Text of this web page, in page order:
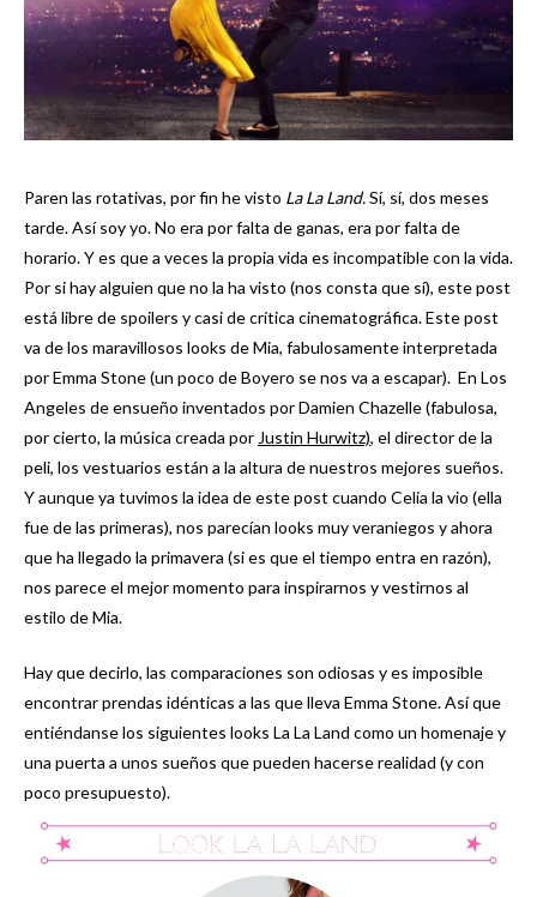
Paren las rotativas, por fin he visto La La Land.Sí, sí, dos meses
tarde. Así soy yo. No era por falta de ganas, era por falta de
horario. Y es que a veces la propia vida es incompatible con la vida.
Por si hay alguien que no la ha visto (nos consta que sí), este post
está libre de spoilers y casi de crítica cinematográfica. Este post
va de los maravillosos looks de Mia, fabulosamente interpretada
por Emma Stone (un poco de Boyero se nos va a escapar). En Los
Angeles de ensueño inventados por Damien Chazelle (fabulosa,
por cierto, la música creada por Justin Hurwitz), el director de la
peli, los vestuarios están a la altura de nuestros mejores sueños.
Y aunque ya tuvimos la idea de este post cuando Celia la vio (ella
fue de las primeras), nos parecían looks muy veraniegos y ahora
que ha llegado la primavera (si es que el tiempo entra en razón),
nos parece el mejor momento para inspirarnos y vestirnos al
estilo de Mia.
Hay que decirlo, las comparaciones son odiosas y es imposible
encontrar prendas idénticas a las que lleva Emma Stone. Así que
entiéndanse los siguientes looks La La Land como un homenaje y
una puerta a unos sueños que pueden hacerse realidad (y con
poco presupuesto).